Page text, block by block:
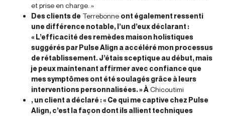
et prise en charge. »
Des clients de Terrebonne ont également ressenti
une différence notable, l’un d’eux déclarant :
« L’efficacité des remèdes maison holistiques
suggérés par Pulse Align a accéléré mon processus
de rétablissement. J’étais sceptique au début, mais
je peux maintenant affirmer avec confiance que
mes symptômes ont été soulagés grâce à leurs
interventions personnalisées. » ÀChicoutimi
, un client a déclaré : « Ce qui me captive chez Pulse
Align, c’est la façon dont ils allient techniques